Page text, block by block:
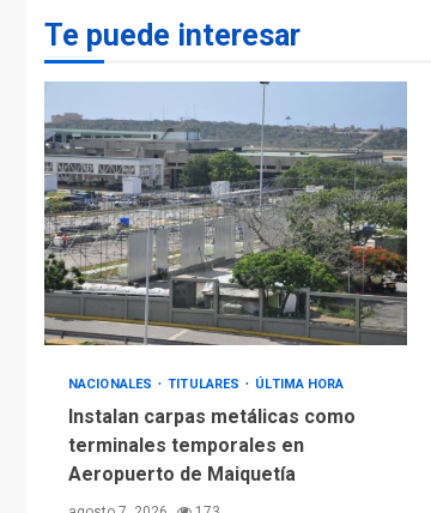
Te puede interesar
NACIONALES TITULARES ÚLTIMA HORA
Instalan carpas metálicas como
terminales temporales en
Aeropuerto de Maiquetía